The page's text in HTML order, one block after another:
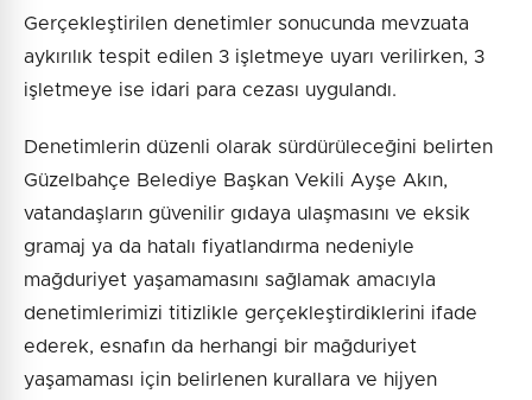
Gerçekleştirilen denetimler sonucunda mevzuata
aykırılık tespit edilen 3 işletmeye uyarı verilirken, 3
işletmeye ise idari para cezası uygulandı.
Denetimlerin düzenli olarak sürdürüleceğini belirten
Güzelbahçe Belediye Başkan Vekili Ayşe Akın,
vatandaşların güvenilir gıdaya ulaşmasını ve eksik
gramaj ya da hatalı fiyatlandırma nedeniyle
mağduriyet yaşamamasını sağlamak amacıyla
denetimlerimizi titizlikle gerçekleştirdiklerini ifade
ederek, esnafın da herhangi bir mağduriyet
yaşamaması için belirlenen kurallara ve hijyen